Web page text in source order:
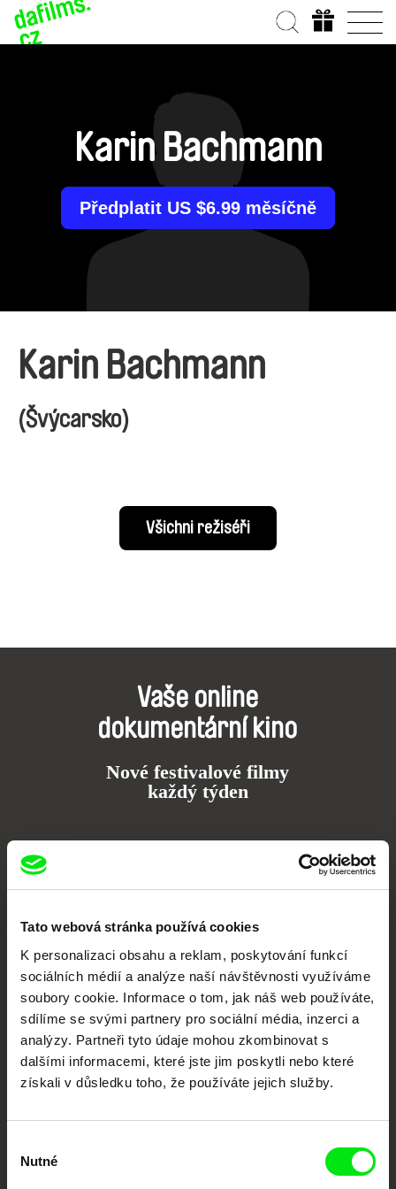
Tato webová stránka používá cookies
K personalizaci obsahu a reklam, poskytování funkcí
sociálních médií a analýze naší návštěvnosti využíváme
soubory cookie. Informace o tom, jak náš web používáte,
sdílíme se svými partnery pro sociální média, inzerci a
analýzy. Partneři tyto údaje mohou zkombinovat s
dalšími informacemi, které jste jim poskytli nebo které
získali v důsledku toho, že používáte jejich služby.
souhlasu
Nutné
Karin Bachmann
Předplatit US $6.99 měsíčně
Karin Bachmann
(Švýcarsko)
Všichni režiséři
Vaše online
dokumentární kino
Nové festivalové filmy
každý týden
festivalů dokumentárního filmu sdružených do Doc Alliance. Naším cílem je
posouvat hranice dokumentárního filmu, propagovat jeho rozmanitost a
podporovat kvalitní autorské filmy.
CPH:DOX Doclisboa
Millennium Docs
DOK Leipzig